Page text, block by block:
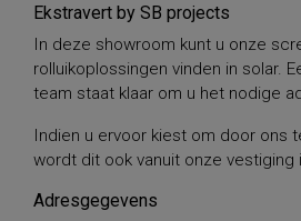
Ekstravert by SB projects
In deze showroom kunt u onze
rolluikoplossingen vinden in solar.
team staat klaar om u het nodige
Indien u ervoor kiest om door ons
wordt dit ook vanuit onze vestiging
Adresgegevens